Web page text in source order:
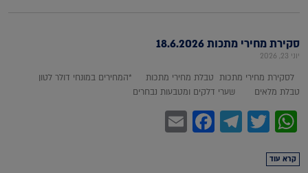
סקירת מחירי מתכות 18.6.2026
יוני 23, 2026
לסקירת מחירי מתכות טבלת מחירי מתכות *המחירים במונחי דולר לטון
טבלת מלאים שערי דלקים ומטבעות נבחרים
WhatsApp
Twitter
Telegram
Facebook
קרא עוד